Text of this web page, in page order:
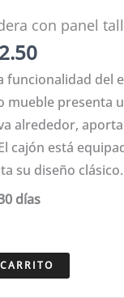
con panel
El
precio
actual
es:
funcionalidad del
mueble presenta
alrededor,
cajón está
su diseño clásico.
días